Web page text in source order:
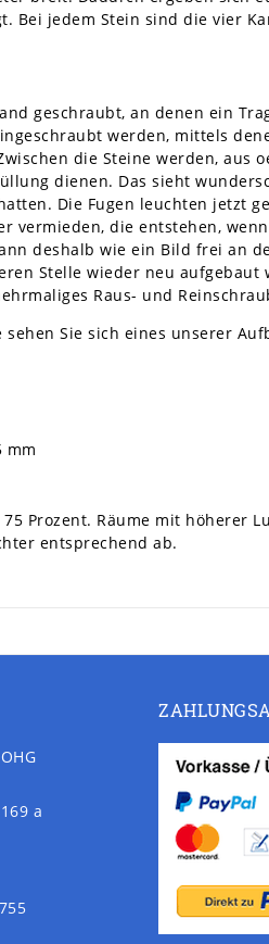
Bei jedem Stein sind die vier
geschraubt, an denen ein
werden, mittels
die Steine werden, aus
dienen. Das sieht
Die Fugen leuchten jetzt
vermieden, die entstehen,
deshalb wie ein Bild frei an
Stelle wieder neu
Raus- und
Sie sich eines unserer
mm
Prozent. Räume mit höherer
entsprechend ab.
a